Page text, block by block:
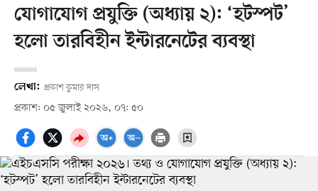
যোগাযোগ প্রযুক্তি (অধ্যায় ২): ‘হটস্পট’
হলো তারবিহীন ইন্টারনেটের ব্যবস্থা
লেখা: প্রকাশ কুমার দাস
প্রকাশ: ০৫ জুলাই ২০২৬, ০৭: ৫০